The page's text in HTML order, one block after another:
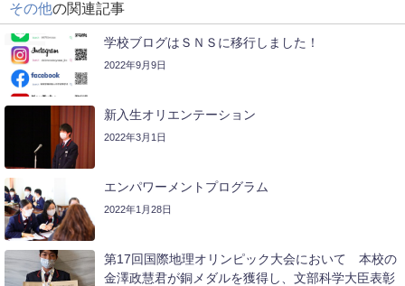
その他の関連記事
学校ブログはＳＮＳに移行しました！
2022年9月9日
新入生オリエンテーション
2022年3月1日
エンパワーメントプログラム
2022年1月28日
第17回国際地理オリンピック大会において 本校の
金澤政慧君が銅メダルを獲得し、文部科学大臣表彰